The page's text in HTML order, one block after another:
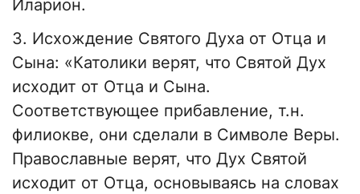
Иларион.
3. Исхождение Святого Духа от Отца и
Сына: «Католики верят, что Святой Дух
исходит от Отца и Сына.
Соответствующее прибавление, т.н.
филиокве, они сделали в Символе Веры.
Православные верят, что Дух Святой
исходит от Отца, основываясь на словах